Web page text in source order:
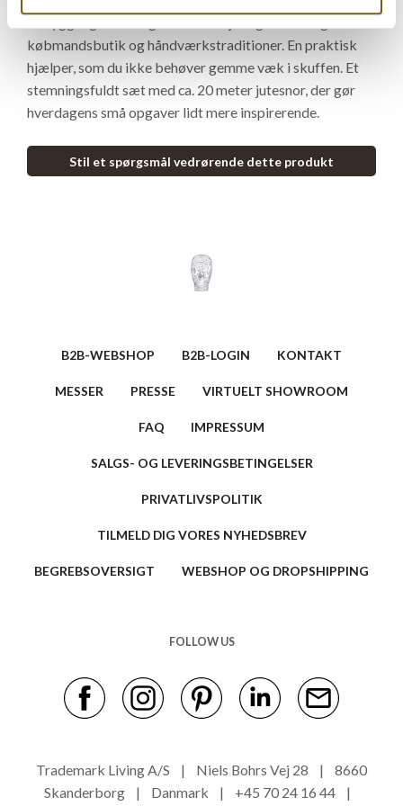
købmandsbutik og håndværkstraditioner. En praktisk
hjælper, som du ikke behøver gemme væk i skuffen. Et
stemningsfuldt sæt med ca. 20 meter jutesnor, der gør
hverdagens små opgaver lidt mere inspirerende.
Stil et spørgsmål vedrørende dette produkt
B2B-WEBSHOP B2B-LOGIN KONTAKT
MESSER PRESSE VIRTUELT SHOWROOM
FAQ IMPRESSUM
SALGS- OG LEVERINGSBETINGELSER
PRIVATLIVSPOLITIK
TILMELD DIG VORES NYHEDSBREV
BEGREBSOVERSIGT WEBSHOP OG DROPSHIPPING
FOLLOW US
Trademark Living A/S | Niels Bohrs Vej 28 | 8660
Skanderborg | Danmark | +45 70 24 16 44 |